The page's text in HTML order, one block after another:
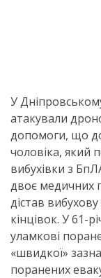
У
атакували
допомоги, що
чоловіка, який
вибухівки з
двоє медичних
дістав
кінцівок. У 61-
уламкові
«швидкої»
поранених